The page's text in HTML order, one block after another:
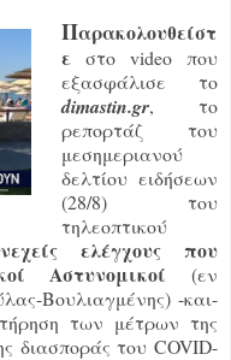
Παρακολουθείστ
εστο video που
εξασφάλισε το
dimastin.gr, το
ρεπορτάζ του
μεσημεριανού
δελτίου ειδήσεων
(28/8) του
τηλεοπτικού
ελέγχους που
Αστυνομικοί (εν
Βουλιαγμένης) -και-
των μέτρων της
διασποράς του COVID-